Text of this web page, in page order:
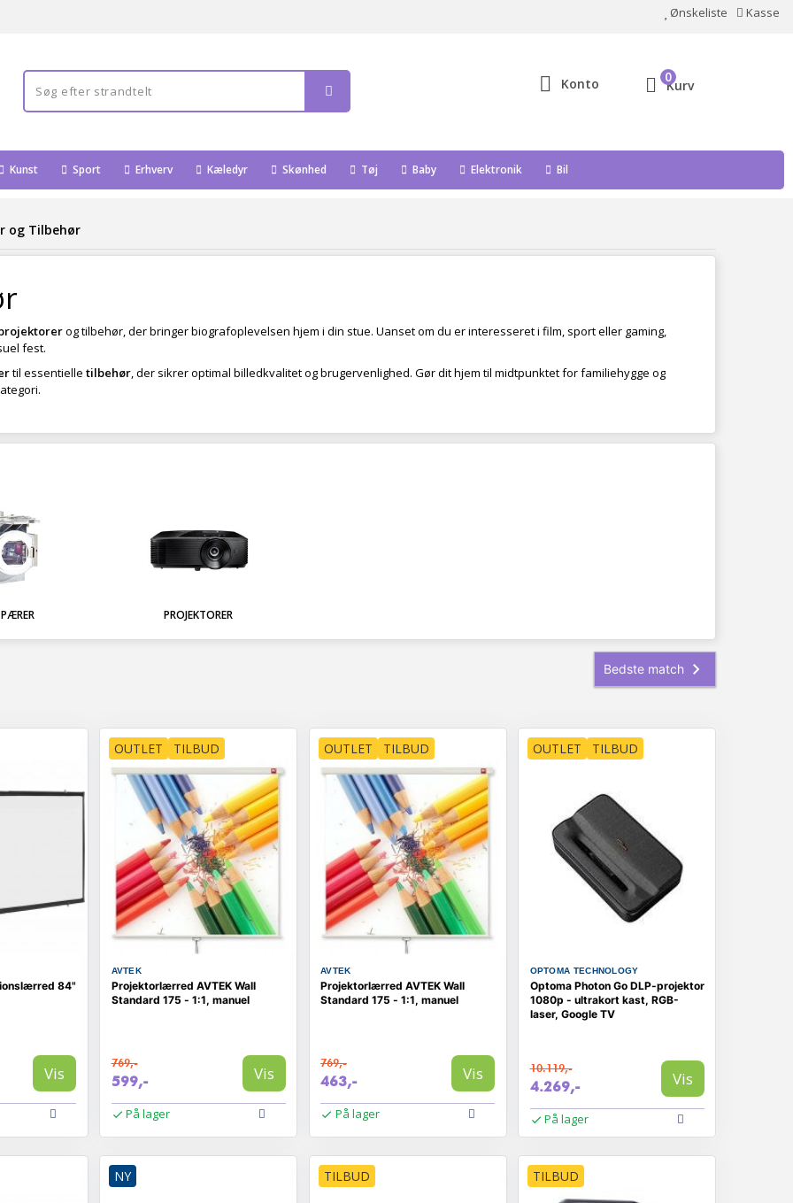
Ønskeliste Kasse
Konto Kurv
0
Kunst Sport Erhverv Kæledyr Skønhed Tøj Baby Elektronik Bil
og Tilbehør
og tilbehør, der bringer biografoplevelsen hjem i din stue. Uanset om du er interesseret i film, sport eller gaming,
fest.
til essentielle tilbehør, der sikrer optimal billedkvalitet og brugervenlighed. Gør dit hjem til midtpunktet for familiehygge og
PROJEKTORER
84"
Vis
OUTLET TILBUD
AVTEK
Projektorlærred AVTEK Wall
Standard 175 - 1:1, manuel
769,-
599,- Vis
På lager
OUTLET TILBUD
AVTEK
Projektorlærred AVTEK Wall
Standard 175 - 1:1, manuel
769,-
463,- Vis
På lager
OUTLET TILBUD
OPTOMA TECHNOLOGY
Optoma Photon Go DLP-projektor
1080p - ultrakort kast, RGB-
laser, Google TV
10.119,-
4.269,- Vis
På lager
NY TILBUD TILBUD